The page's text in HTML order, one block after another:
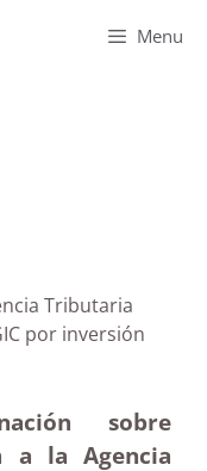
Menu
Tributaria
por inversión
sobre
a la Agencia